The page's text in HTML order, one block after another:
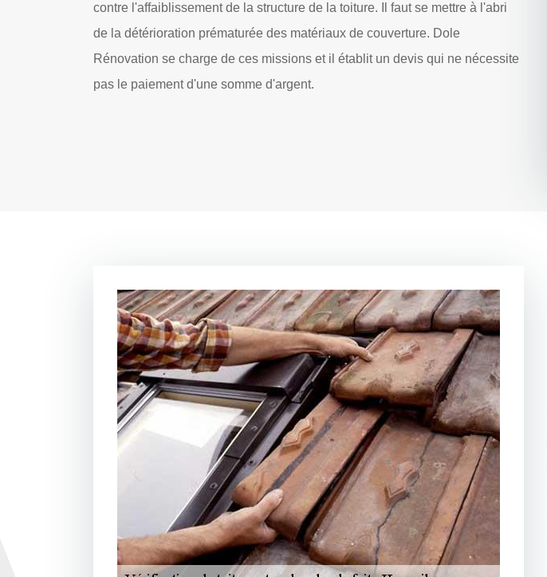
contre l'affaiblissement de la structure de la toiture. Il faut se mettre à l'abri
de la détérioration prématurée des matériaux de couverture. Dole
Rénovation se charge de ces missions et il établit un devis qui ne nécessite
pas le paiement d'une somme d'argent.